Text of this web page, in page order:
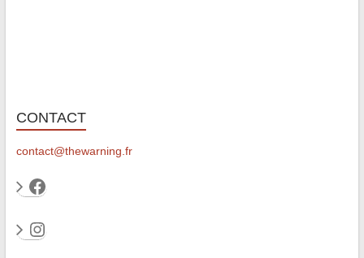
CONTACT
contact@thewarning.fr
Facebook
Instagram